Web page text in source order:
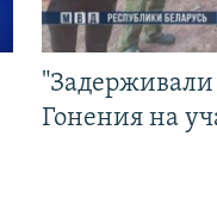
Гонения на